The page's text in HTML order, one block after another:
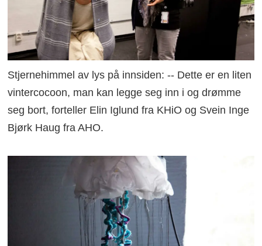
Stjernehimmel av lys på innsiden: -- Dette er en liten
vintercocoon, man kan legge seg inn i og drømme
seg bort, forteller Elin Iglund fra KHiO og Svein Inge
Bjørk Haug fra AHO.